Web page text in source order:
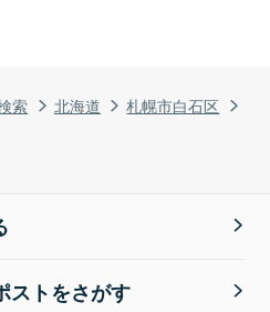
索 北海道
札幌市白石区
ストをさがす